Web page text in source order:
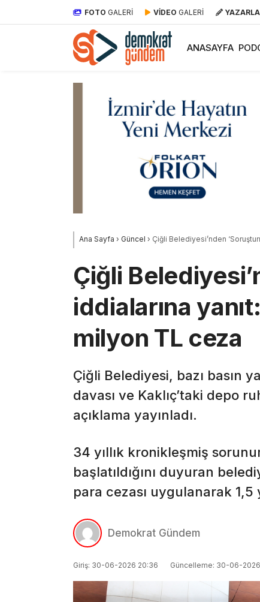
FOTO GALERİ VİDEO GALERİ
ANASAYFA
Ana Sayfa › Güncel › Çiğli Belediyesi’nden
Çiğli
iddialarına
milyon TL ceza
Çiğli Belediyesi, bazı basın
davası ve Kaklıç’taki depo
açıklama yayınladı.
34 yıllık kronikleşmiş
başlatıldığını duyuran
para cezası uygulanarak 1,5
Demokrat Gündem
Giriş: 30-06-2026 20:36 Güncelleme: 30-06-